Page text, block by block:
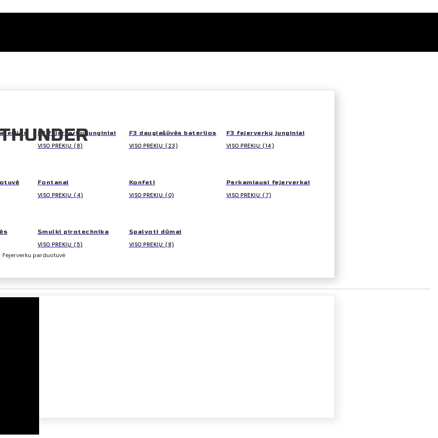
F2 fejerverkų junginiai
VISO PREKIŲ: (8)
F3 daugiašūvės baterijos
VISO PREKIŲ: (23)
F3 fejerverkų junginiai
VISO PREKIŲ: (14)
Fontanai
VISO PREKIŲ: (4)
Konfeti
VISO PREKIŲ: (0)
Perkamiausi fejerverkai
VISO PREKIŲ: (7)
Smulki pirotechnika
VISO PREKIŲ: (5)
Spalvoti dūmai
VISO PREKIŲ: (8)
Fejerverku parduotuvė